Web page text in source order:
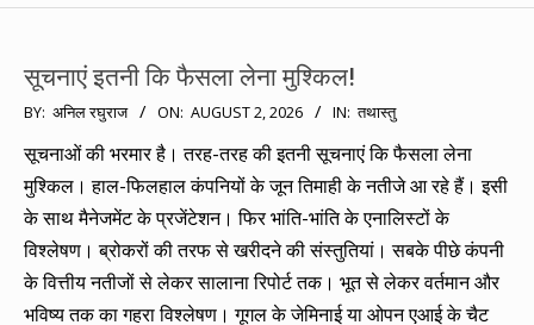
सूचनाएं इतनी कि फैसला लेना मुश्किल!
2026-
02
BY: अनिल रघुराज ON: AUGUST 2, 2026 IN: तथास्तु
सूचनाओं की भरमार है। तरह-तरह की इतनी सूचनाएं कि फैसला लेना
मुश्किल। हाल-फिलहाल कंपनियों के जून तिमाही के नतीजे आ रहे हैं। इसी
के साथ मैनेजमेंट के प्रजेंटेशन। फिर भांति-भांति के एनालिस्टों के
विश्लेषण। ब्रोकरों की तरफ से खरीदने की संस्तुतियां। सबके पीछे कंपनी
के वित्तीय नतीजों से लेकर सालाना रिपोर्ट तक। भूत से लेकर वर्तमान और
भविष्य तक का गहरा विश्लेषण। गूगल के जेमिनाई या ओपन एआई के चैट